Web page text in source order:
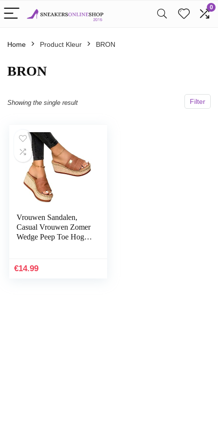
0
Home Product Kleur BRON
BRON
Filter
Showing the single result
Vrouwen Sandalen,
Casual Vrouwen Zomer
Wedge Peep Toe Hoge
€14.99